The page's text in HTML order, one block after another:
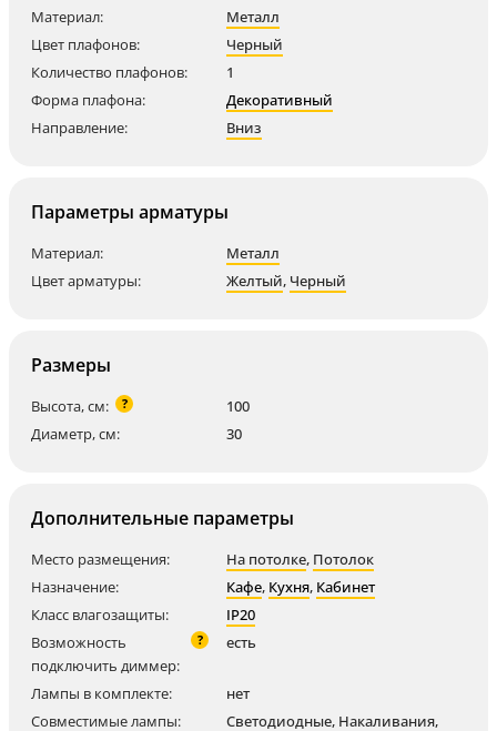
Материал:
Металл
Цвет плафонов:
Черный
Количество плафонов:
1
Форма плафона:
Декоративный
Направление:
Вниз
Параметры арматуры
Материал:
Металл
Цвет арматуры:
Желтый, Черный
Размеры
Высота, см: ?
100
Диаметр, см:
30
Дополнительные параметры
Место размещения: На потолке, Потолок
Назначение:
Кафе, Кухня, Кабинет
Класс влагозащиты:
IP20
Возможность
подключить диммер:
? есть
Лампы в комплекте:
нет
Совместимые лампы:
Светодиодные, Накаливания,